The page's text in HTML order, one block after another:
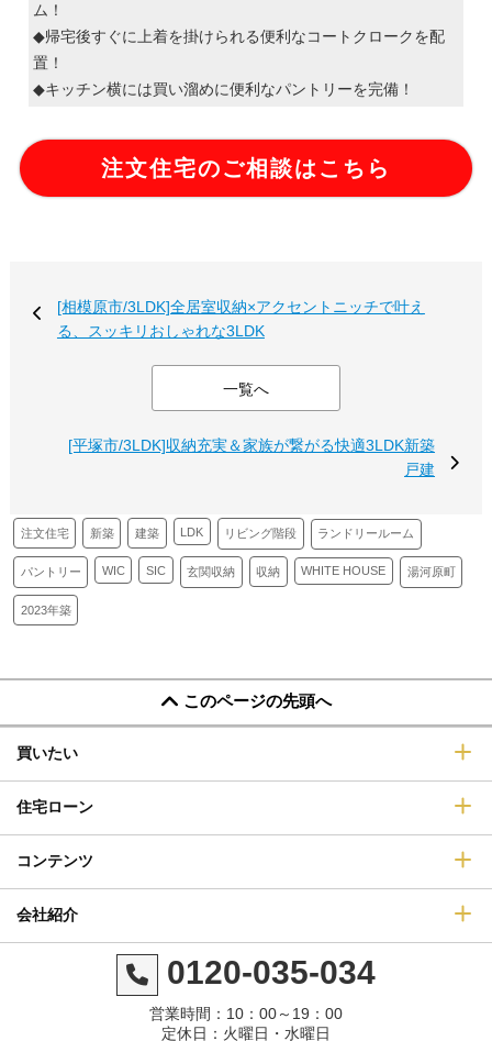
ム！
◆帰宅後すぐに上着を掛けられる便利なコートクロークを配
置！
◆キッチン横には買い溜めに便利なパントリーを完備！
注文住宅のご相談はこちら
[相模原市/3LDK]全居室収納×アクセントニッチで叶え
る、スッキリおしゃれな3LDK
一覧へ
[平塚市/3LDK]収納充実＆家族が繋がる快適3LDK新築
戸建
注文住宅 新築 建築 LDK リビング階段 ランドリールーム
パントリー WIC SIC 玄関収納 収納 WHITE HOUSE 湯河原町
2023年築
このページの先頭へ
買いたい
住宅ローン
コンテンツ
会社紹介
0120-035-034
営業時間：10：00～19：00
定休日：火曜日・水曜日